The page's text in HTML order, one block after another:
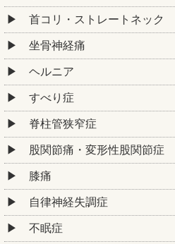
首コリ・ストレートネック
坐骨神経痛
ヘルニア
すべり症
脊柱管狭窄症
股関節痛・変形性股関節症
膝痛
自律神経失調症
不眠症